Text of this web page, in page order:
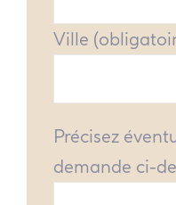
Ville
Précisez
demande ci-